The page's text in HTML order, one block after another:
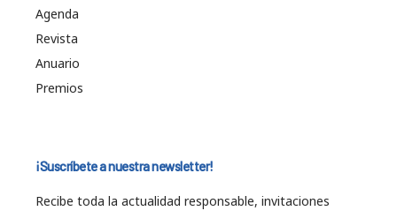
Agenda
Revista
Anuario
Premios
¡Suscríbete a nuestra newsletter!
Recibe toda la actualidad responsable, invitaciones